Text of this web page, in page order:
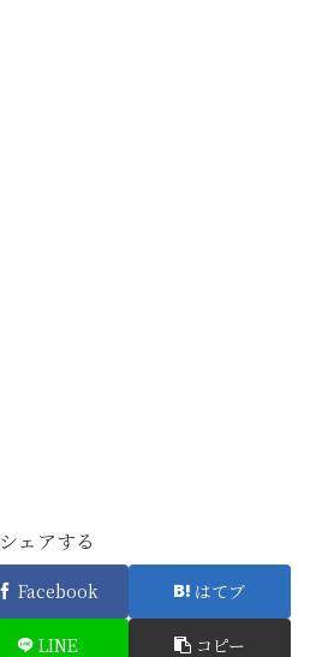
シェアする
Facebook はてブ
LINE コピー